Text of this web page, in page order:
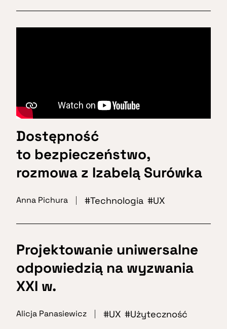
Dostępność
to bezpieczeństwo,
rozmowa z Izabelą Surówka
Anna Pichura Technologia UX
Projektowanie uniwersalne
odpowiedzią na wyzwania
XXI w.
Alicja Panasiewicz UX Użyteczność